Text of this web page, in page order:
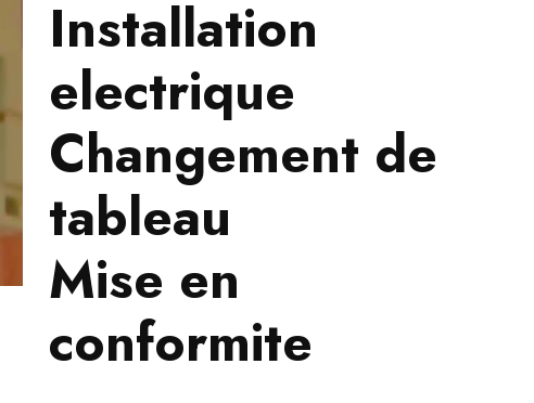
Installation
electrique
Changement de
tableau
Mise en
conformite